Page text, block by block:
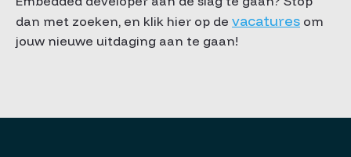
dan met zoeken, en klik hier op de vacatures om
jouw nieuwe uitdaging aan te gaan!